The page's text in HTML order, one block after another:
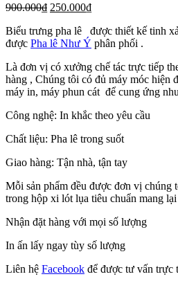
900.000₫ 250.000₫
Biểu trưng pha lê được thiết kế tinh
được Pha lê Như Ý phân phối .
Là đơn vị có xưởng chế tác trực tiếp
hàng , Chúng tôi có đủ máy móc hiện
máy in, máy phun cát để cung ứng
Công nghệ: In khắc theo yêu cầu
Chất liệu: Pha lê trong suốt
Giao hàng: Tận nhà, tận tay
Mỗi sản phẩm đều được đơn vị chúng
trong hộp xi lót lụa tiêu chuẩn mang
Nhận đặt hàng với mọi số lượng
In ấn lấy ngay tùy số lượng
Liên hệ Facebook để được tư vấn trực